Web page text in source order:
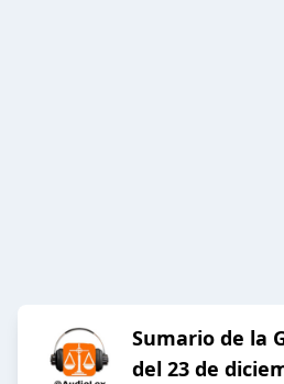
Sumario de la
del 23 de